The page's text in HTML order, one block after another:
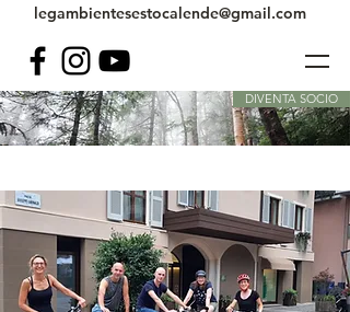
DIVENTA SOCIO
legambientesestocalende@gmail.com